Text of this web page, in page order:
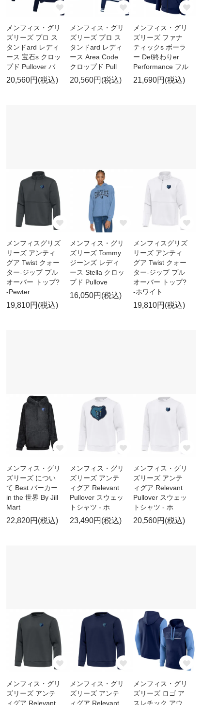
メンフィス・グリ
ズリーズ プロ ス
タンドard レディ
ース 宝石s クロッ
プド Pullover パ
20,560円(税込)
メンフィス・グリ
ズリーズ プロ ス
タンドard レディ
ース Area Code
クロップド Pull
20,560円(税込)
メンフィス・グリ
ズリーズ ファナ
ティックs ボーラ
ー Def終わりer
Performance フル
21,690円(税込)
メンフィスグリズ
リーズ アンティ
グア Twist クォー
ター-ジップ プル
オーバー トップ?
-Pewter
19,810円(税込)
メンフィス・グリ
ズリーズ Tommy
ジーンズ レディ
ース Stella クロッ
プド Pullove
16,050円(税込)
メンフィスグリズ
リーズ アンティ
グア Twist クォー
ター-ジップ プル
オーバー トップ?
-ホワイト
19,810円(税込)
メンフィス・グリ
ズリーズ につい
て Best パーカー
in the 世界 By Jill
Mart
22,820円(税込)
メンフィス・グリ
ズリーズ アンテ
ィグア Relevant
Pullover スウェッ
トシャツ - ホ
23,490円(税込)
メンフィス・グリ
ズリーズ アンテ
ィグア Relevant
Pullover スウェッ
トシャツ - ホ
20,560円(税込)
メンフィス・グリ
ズリーズ アンテ
ィグア Relevant
メンフィス・グリ
ズリーズ アンテ
ィグア Relevant
メンフィス・グリ
ズリーズ ロゴ ア
スレチック アウ